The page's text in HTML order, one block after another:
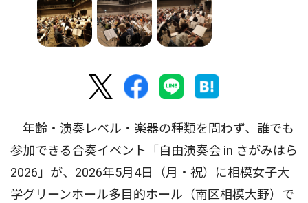
年齢・演奏レベル・楽器の種類を問わず、誰でも
参加できる合奏イベント「自由演奏会 in さがみはら
2026」が、2026年5月4日（月・祝）に相模女子大
学グリーンホール多目的ホール（南区相模大野）で